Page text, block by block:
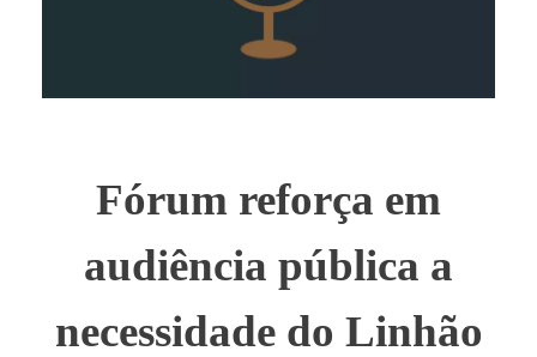
Fórum reforça em
audiência pública a
necessidade do Linhão